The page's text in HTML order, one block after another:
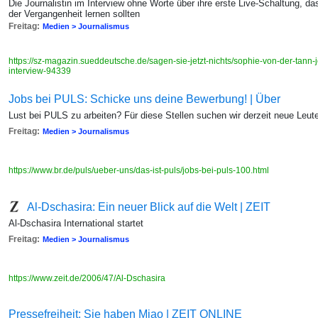
Die Journalistin im Interview ohne Worte über ihre erste Live-Schaltung,
der Vergangenheit lernen sollten
Freitag: Medien > Journalismus
https://sz-magazin.sueddeutsche.de/sagen-sie-jetzt-nichts/sophie-von-der-
interview-94339
Jobs bei PULS: Schicke uns deine Bewerbung! | Über
Lust bei PULS zu arbeiten? Für diese Stellen suchen wir derzeit neue
Freitag: Medien > Journalismus
https://www.br.de/puls/ueber-uns/das-ist-puls/jobs-bei-puls-100.html
Al-Dschasira: Ein neuer Blick auf die Welt | ZEIT
Al-Dschasira International startet
Freitag: Medien > Journalismus
https://www.zeit.de/2006/47/Al-Dschasira
Pressefreiheit: Sie haben Miao | ZEIT ONLINE